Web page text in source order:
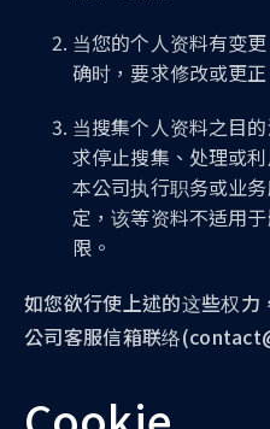
当您的个人资料有变
确时，要求修改或更正
当搜集个人资料之目
求停止搜集、处理或
本公司执行职务或业
定，该等资料不适用
限。
如您欲行使上述的这些权
公司客服信箱联络